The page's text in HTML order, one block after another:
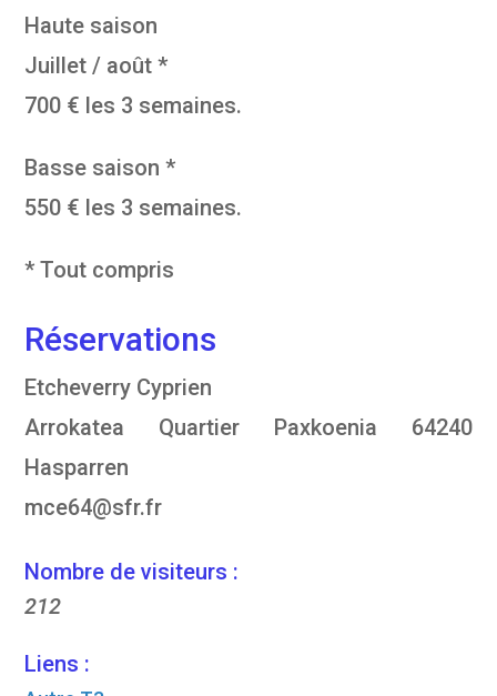
Haute saison
Juillet / août *
700 € les 3 semaines.
Basse saison *
550 € les 3 semaines.
* Tout compris
Réservations
Etcheverry Cyprien
Arrokatea Quartier Paxkoenia 64240
Hasparren
mce64@sfr.fr
Nombre de visiteurs :
212
Liens :